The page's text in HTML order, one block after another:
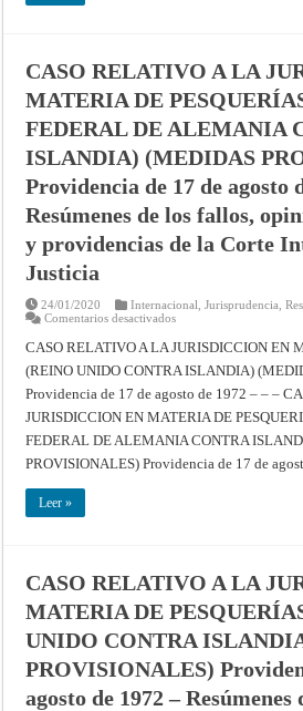
julio
1973
–
Resúmenes
de
los
fallos,
opiniones
consultivas
providencias
la
CASO RELATIVO A LA
MATERIA DE
FEDERAL DE ALEMANIA
ISLANDIA) (MEDIDAS
Providencia de 17 de agosto
Resúmenes de los fallos,
y providencias de la Corte
Justicia
24/01/2020 Internacional ,Jurisprudencia ,
Comentarios desactivadosen
RELATIVO
A
LA
JURISDICCIÓN
EN
MATERIA
DE
PESQUERÍAS
(REPÚBLICA
FEDERAL
17
agosto
de
1972
–
Resúmenes
de
los
fallos,
CASO RELATIVO A LA JURISDICCION EN
(REINO UNIDO CONTRA ISLANDIA)
Providencia de 17 de agosto de 1972 – – –
JURISDICCION EN MATERIA DE
FEDERAL DE ALEMANIA CONTRA
PROVISIONALES) Providencia de 17 de
Leer »
CASO RELATIVO A LA
MATERIA DE
UNIDO CONTRA
PROVISIONALES)
agosto de 1972 –